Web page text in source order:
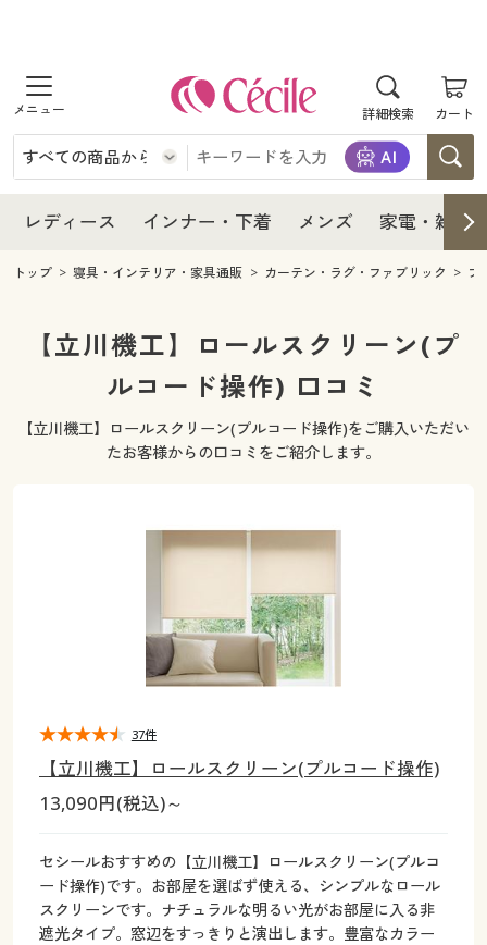
詳細検索 カート
商品を探す
レディース
レディースファッション
女性下着
インナー・下着
インナー・下着通販すべて
女性下着
ジュニア・ティーンズ下着
メンズ
メンズ通販すべて
メンズファッション
家電・雑貨
家電・雑貨すべて
寝具・インテリア・家具
寝具・インテリア・家具通販すべて
カーテン・ラグ・ファブリック
美容・健康
大きいサイズ通販すべて
大きいサイズ レディース服
大きいサイズ レディース下着
大きいサイズ メンズ
大きいサイズ 事務・制服
カタログ
カタログ・チラシからのご注文
デジタルカタログ
レディース インナー・下着 メンズ 家電・雑貨
レディース
レディース通販すべて
レディースファッション
インナー・下着
インナー・下着通販すべて
ジュニア・ティーンズ下着
メンズ
キッチン・雑貨・日用品
寝具・インテリア・家具通販すべて
家具・収納
カーテン・ラグ・ファブリック
美容・健康
美容・健康通販すべて
制服・スクール
ジュニア・ティーンズ下着
大きいサイズ通販すべて
大きいサイズ レディース服
大きいサイズ レディース下着
大きいサイズ メンズ
大きいサイズ 事務・制服
シークレットセール
商品カテゴリ一覧
カタログ
カタログ無料プレゼント
トップ 寝具・インテリア・家具通販 カーテン・ラグ・ファブリック ブ
【立川機工】ロールスクリーン(プ
ルコード操作) 口コミ
【立川機工】ロールスクリーン(プルコード操作)をご購入いただい
たお客様からの口コミをご紹介します。
【立川機工】ロールスクリーン(プルコード操作)
13,090円(税込)～
セシールおすすめの【立川機工】ロールスクリーン(プルコ
ード操作)です。お部屋を選ばず使える、シンプルなロール
スクリーンです。ナチュラルな明るい光がお部屋に入る非
遮光タイプ。窓辺をすっきりと演出します。豊富なカラー
37件